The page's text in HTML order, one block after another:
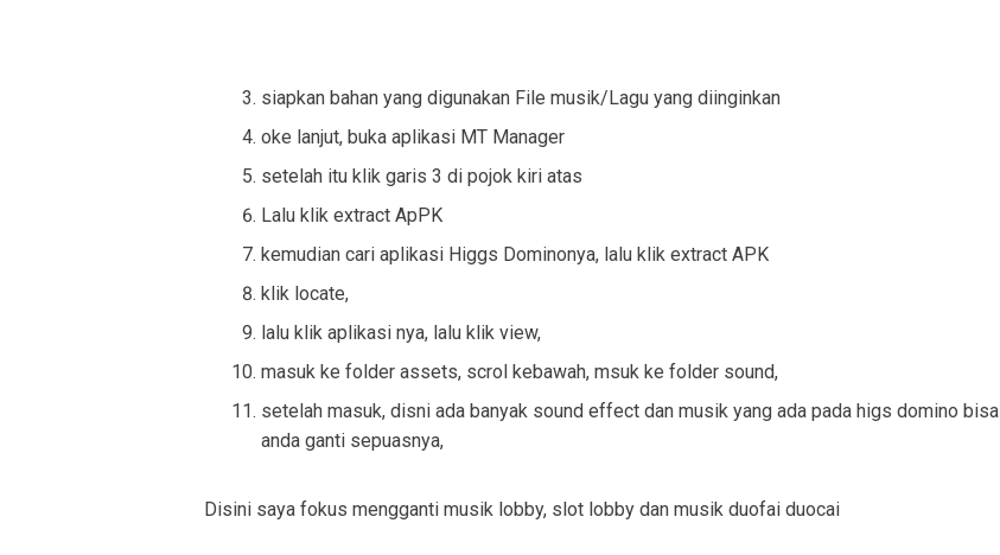
siapkan bahan yang digunakan File musik/Lagu yang diinginkan
oke lanjut, buka aplikasi MT Manager
setelah itu klik garis 3 di pojok kiri atas
Lalu klik extract ApPK
kemudian cari aplikasi Higgs Dominonya, lalu klik extract APK
klik locate,
lalu klik aplikasi nya, lalu klik view,
masuk ke folder assets, scrol kebawah, msuk ke folder sound,
setelah masuk, disni ada banyak sound effect dan musik yang ada pada higs domino bisa
anda ganti sepuasnya,
Disini saya fokus mengganti musik lobby, slot lobby dan musik duofai duocai